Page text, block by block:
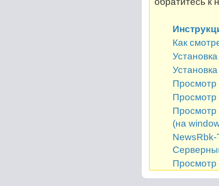
Как
Просмотр
Просмотр
Просмотр
(на
Просмотр